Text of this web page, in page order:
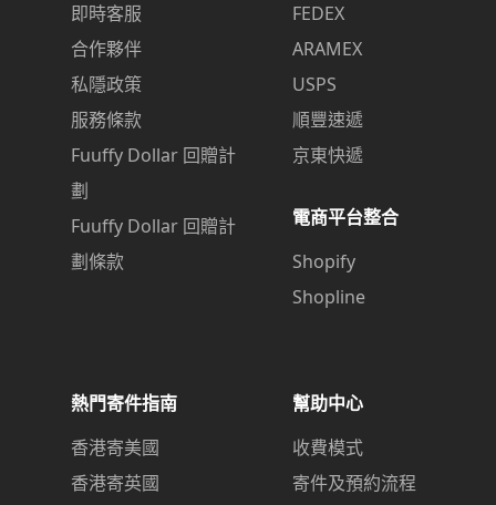
即時客服
合作夥伴
私隱政策
服務條款
Fuuffy Dollar 回贈計
劃
Fuuffy Dollar 回贈計
劃條款
FEDEX
ARAMEX
USPS
順豐速遞
京東快遞
電商平台整合
Shopify
Shopline
熱門寄件指南
香港寄美國
香港寄英國
幫助中心
收費模式
寄件及預約流程